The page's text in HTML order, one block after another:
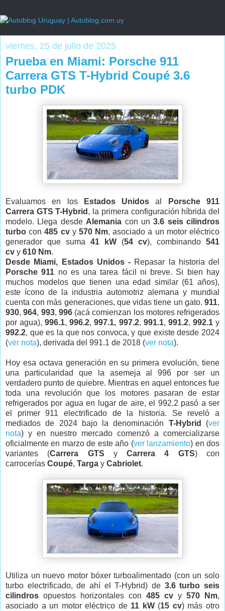
viernes, 25 de julio de 2025
Prueba en Miami: Porsche 911
Carrera GTS T-Hybrid Coupé 3.6
turbo PDK
Evaluamos en los Estados Unidos al Porsche
911
Carrera GTS T-Hybrid , la primera configuración híbrida del
modelo. Llega desde Alemania con un3.6 seis cilindros
turbocon485 cvy 570 Nm, asociado a un motor eléctrico
generador que suma 41 kW (54 cv), combinando 541
cv y 610 Nm.
Desde Miami, Estados Unidos - Repasar la historia del
Porsche 911 no es una tarea fácil ni breve. Si bien hay
muchos modelos que tienen una edad similar (61 años),
este ícono de la industria automotriz alemana y mundial
cuenta con más generaciones, que vidas tiene un gato. 911,
930,964, 993, 996(acá comienzan los motores refrigerados
por agua),996.1,996.2,997.1, 997.2, 991.1, 991.2, 992.1y
992.2, que es la que nos convoca, y que existe desde 2024
(ver nota), derivada del 991.1 de 2018 (ver nota).
Hoy esa octava generación en su primera evolución, tiene
una particularidad que la asemeja al 996 por ser un
verdadero punto de quiebre. Mientras en aquel entonces fue
toda una revolución que los motores pasaran de estar
refrigerados por agua en lugar de aire, el 992.2 pasó a ser
el primer 911 electrificado de la historia. Se reveló a
mediados de 2024 bajo la denominación T-Hybrid (ver
nota) y en nuestro mercado comenzó a comercializarse
oficialmente en marzo de este año (ver lanzamiento) en dos
variantes (Carrera GTS yCarrera 4 GTS) con
carrocerías Coupé, Targa y Cabriolet.
Utiliza un nuevo motor bóxer turboalimentado (con un solo
turbo electrificado, de ahí el T-Hybrid) de 3.6 turbo seis
cilindros opuestos horizontales con 485 cv y 570 Nm,
asociado a un motor eléctrico de 11 kW (15 cv) más otro